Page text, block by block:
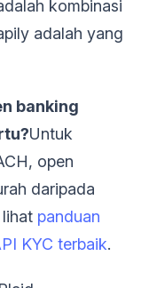
kombinasi
adalah yang
banking
Untuk
open
daripada
panduan
KYC terbaik.